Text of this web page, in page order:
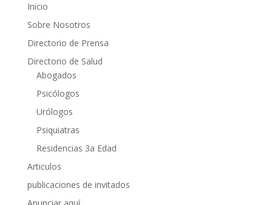
Inicio
Sobre Nosotros
Directorio de Prensa
Directorio de Salud
Abogados
Psicólogos
Urólogos
Psiquiatras
Residencias 3a Edad
Articulos
publicaciones de invitados